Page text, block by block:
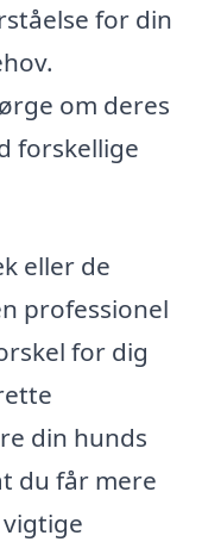
for din
om deres
forskellige
eller de
professionel
for dig
din hunds
du får mere